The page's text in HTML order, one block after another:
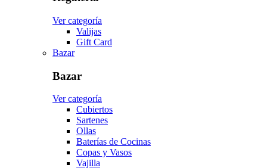
Ver categoría
Valijas
Gift Card
Bazar
Bazar
Ver categoría
Cubiertos
Sartenes
Ollas
Baterías de Cocinas
Copas y Vasos
Vajilla